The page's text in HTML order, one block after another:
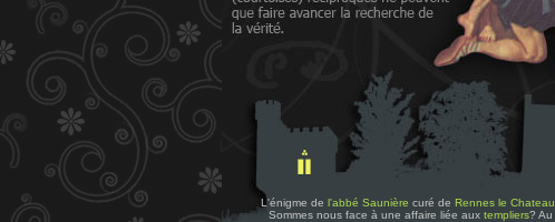
L'énigme de l'abbé Saunière curé de Rennes le Chateau
Sommes nous face à une affaire liée aux templiers? Au